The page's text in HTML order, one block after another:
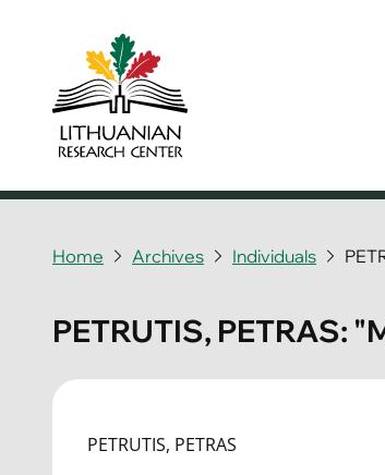
Home Archives Individuals
PETRUTIS, PETRAS:
PETRUTIS, PETRAS